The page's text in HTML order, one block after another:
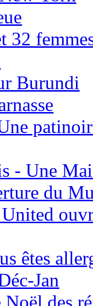
32
Burundi
- Une
du
êtes
Jan
des